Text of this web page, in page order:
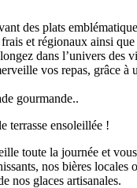
des plats
et régionaux ainsi
dans l’univers des
vos repas, grâce à
gourmande..
terrasse ensoleillée !
toute la journée et
nos bières locales
nos glaces artisanales.